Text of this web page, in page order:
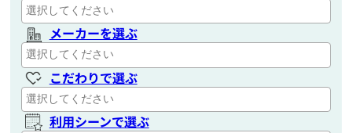
メーカーを選ぶ
こだわりで選ぶ
利用シーンで選ぶ